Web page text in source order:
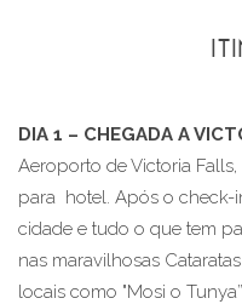
DIA 1 – CHEGADA A
Aeroporto de Victoria
para hotel. Após o
cidade e tudo o que tem
nas maravilhosas
locais como "Mosi o